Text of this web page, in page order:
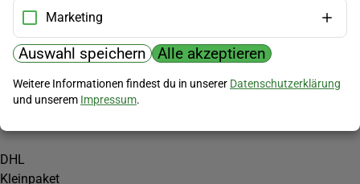
Versandkosten
Zahlungsmöglichkeiten
PayPal
Vorkasse
Versand
DHL
Kleinpaket
Marketing
Auswahl speichern Alle akzeptieren
Weitere Informationen findest du in unserer Datenschutzerklärung
und unserem Impressum.